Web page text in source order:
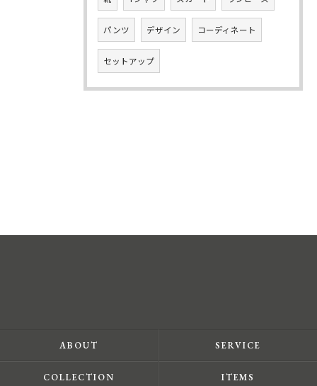
パンツ デザイン コーディネート
セットアップ
ABOUT SERVICE
COLLECTION ITEMS